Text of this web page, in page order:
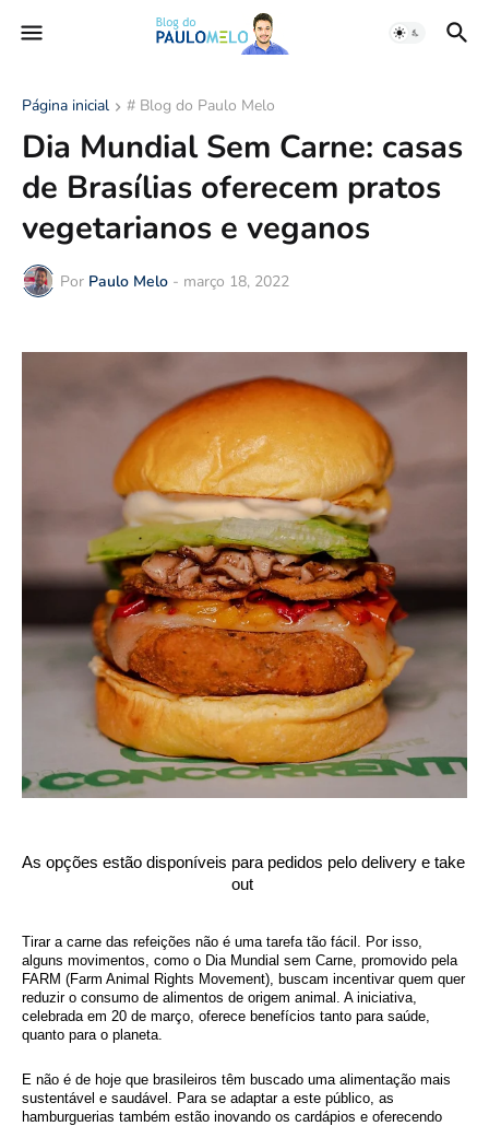
Página inicial # Blog do Paulo Melo
Dia Mundial Sem Carne: casas
de Brasílias oferecem pratos
vegetarianos e veganos
Por Paulo Melo - março 18, 2022
As opções estão disponíveis para pedidos pelo delivery e take
out
Tirar a carne das refeições não é uma tarefa tão fácil. Por isso,
alguns movimentos, como o Dia Mundial sem Carne, promovido pela
FARM (Farm Animal Rights Movement), buscam incentivar quem quer
reduzir o consumo de alimentos de origem animal. A iniciativa,
celebrada em 20 de março, oferece benefícios tanto para saúde,
quanto para o planeta.
E não é de hoje que brasileiros têm buscado uma alimentação mais
sustentável e saudável. Para se adaptar a este público, as
hamburguerias também estão inovando os cardápios e oferecendo